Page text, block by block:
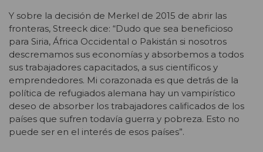
Y sobre la decisión de Merkel de 2015 de abrir las
fronteras, Streeck dice: “Dudo que sea beneficioso
para Siria, África Occidental o Pakistán si nosotros
descremamos sus economías y absorbemos a todos
sus trabajadores capacitados, a sus científicos y
emprendedores. Mi corazonada es que detrás de la
política de refugiados alemana hay un vampirístico
deseo de absorber los trabajadores calificados de los
países que sufren todavía guerra y pobreza. Esto no
puede ser en el interés de esos países”.